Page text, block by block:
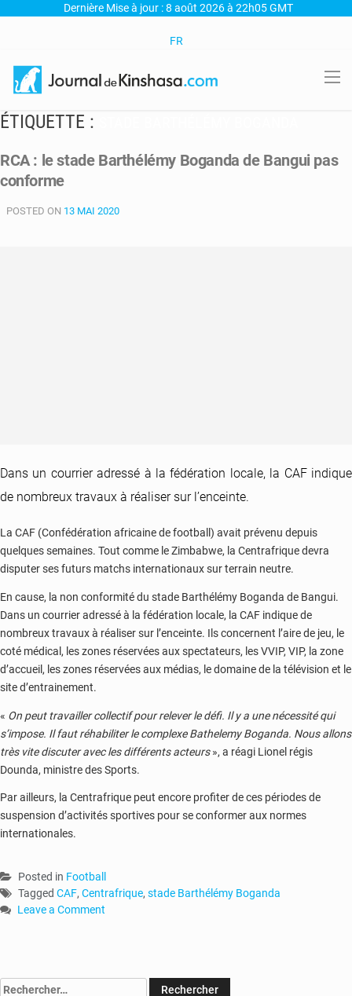
Dernière Mise à jour : 8 août 2026 à 22h05 GMT
FR
ÉTIQUETTE :
RCA : le stade Barthélémy Boganda de Bangui pas
conforme
POSTED ON 13 MAI 2020
Dans un courrier adressé à la fédération locale, la CAF indique
de nombreux travaux à réaliser sur l’enceinte.
La CAF (Confédération africaine de football) avait prévenu depuis
quelques semaines. Tout comme le Zimbabwe, la Centrafrique devra
disputer ses futurs matchs internationaux sur terrain neutre.
En cause, la non conformité du stade Barthélémy Boganda de Bangui.
Dans un courrier adressé à la fédération locale, la CAF indique de
nombreux travaux à réaliser sur l’enceinte. Ils concernent l’aire de jeu, le
coté médical, les zones réservées aux spectateurs, les VVIP, VIP, la zone
d’accueil, les zones réservées aux médias, le domaine de la télévision et le
site d’entrainement.
« On peut travailler collectif pour relever le défi. Il y a une nécessité qui
s’impose. Il faut réhabiliter le complexe Bathelemy Boganda. Nous allons
très vite discuter avec les différents acteurs», a réagi Lionel régis
Dounda, ministre des Sports.
Par ailleurs, la Centrafrique peut encore profiter de ces périodes de
suspension d’activités sportives pour se conformer aux normes
internationales.
Posted in Football
Tagged CAF, Centrafrique, stade Barthélémy Boganda
Leave a Comment
stade
Rechercher :